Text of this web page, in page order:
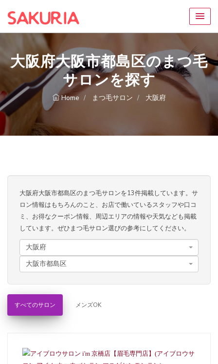
大阪府大阪市都島区のまつ毛
サロンを探す
Home まつ毛サロン 大阪府
大阪府大阪市都島区のまつ毛サロンを13件掲載しています。サ
ロン情報はもちろんのこと、お店で働いているスタッフや口コ
ミ、お得なクーポン情報、周辺エリアの情報や天気なども掲載
しています。ぜひまつ毛サロン選びの参考にしてください。
大阪府
大阪市都島区
すべてのサロン メンズOK